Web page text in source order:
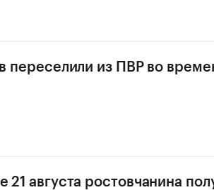
переселили из ПВР во
августа ростовчанина